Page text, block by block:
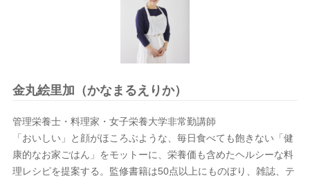
金丸絵里加（かなまるえりか）
管理栄養士・料理家・女子栄養大学非常勤講師
「おいしい」と顔がほころぶような、毎日食べても飽きない「健
康的なお家ごはん」をモットーに、栄養価も含めたヘルシーな料
理レシピを提案する。監修書籍は50点以上にものぼり、雑誌、テ